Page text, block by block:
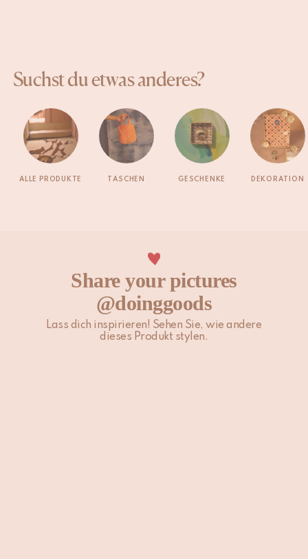
Suchst du etwas anderes?
ALLE PRODUKTE TASCHEN GESCHENKE DEKORATION
Share your pictures
@doinggoods
Lass dich inspirieren! Sehen Sie, wie andere
dieses Produkt stylen.